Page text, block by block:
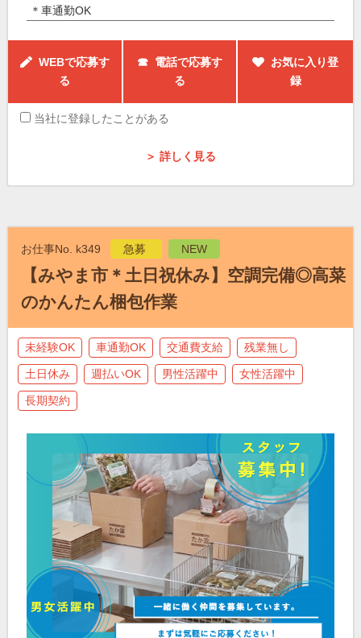
＊車通勤OK
WEBで応募す
る
☎ 電話で応募す
る
お気に入り登
録
当社に登録したことがある
＞ 詳しく見る
お仕事No. k349 急募 NEW
【みやま市＊土日祝休み】空調完備◎高菜
のかんたん梱包作業
未経験OK 車通勤OK 交通費支給 残業無し
土日休み 週払いOK 男性活躍中 女性活躍中
長期契約